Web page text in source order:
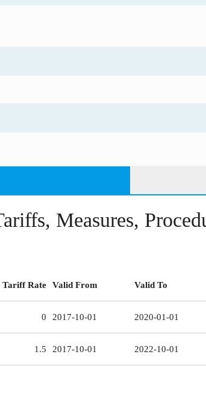
Measures,
Tariff Rate Valid From Valid To
0 2017-10-01 2020-01-01
1.5 2017-10-01 2022-10-01